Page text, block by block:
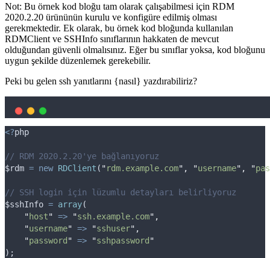
Not: Bu örnek kod bloğu tam olarak çalışabilmesi için RDM
2020.2.20 ürününün kurulu ve konfigüre edilmiş olması
gerekmektedir. Ek olarak, bu örnek kod bloğunda kullanılan
RDMClient ve SSHInfo sınıflarının hakkaten de mevcut
olduğundan güvenli olmalısınız. Eğer bu sınıflar yoksa, kod bloğunu
uygun şekilde düzenlemek gerekebilir.
Peki bu gelen ssh yanıtlarını {nasıl} yazdırabiliriz?
<?php
// RDM 2020.2.20'ye bağlanıyoruz
$rdm = new RDClient ( "rdm.example.com" , "username" , "
// SSH login için lüzumlu detayları belirliyoruz
$sshInfo = array(
"host" => "ssh.example.com" ,
"username" => "sshuser" ,
"password " => "sshpassword "
);